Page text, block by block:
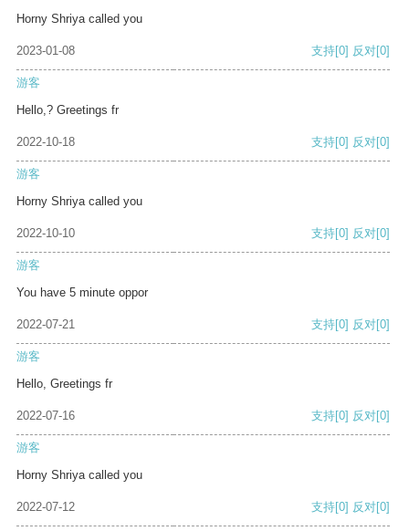
Horny Shriya called you
2023-01-08 支持[0] 反对[0]
游客
Hello,? Greetings fr
2022-10-18 支持[0] 反对[0]
游客
Horny Shriya called you
2022-10-10 支持[0] 反对[0]
游客
You have 5 minute oppor
2022-07-21 支持[0] 反对[0]
游客
Hello, Greetings fr
2022-07-16 支持[0] 反对[0]
游客
Horny Shriya called you
2022-07-12 支持[0] 反对[0]